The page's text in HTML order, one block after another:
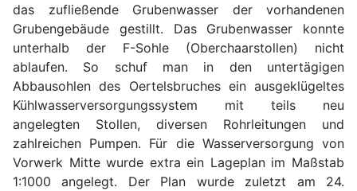
das zufließende Grubenwasser der vorhandenen
Grubengebäude gestillt. Das Grubenwasser konnte
unterhalb der F-Sohle (Oberchaarstollen) nicht
ablaufen. So schuf man in den untertägigen
Abbausohlen des Oertelsbruches ein ausgeklügeltes
Kühlwasserversorgungssystem mit teils neu
angelegten Stollen, diversen Rohrleitungen und
zahlreichen Pumpen. Für die Wasserversorgung von
Vorwerk Mitte wurde extra ein Lageplan im Maßstab
1:1000 angelegt. Der Plan wurde zuletzt am 24.